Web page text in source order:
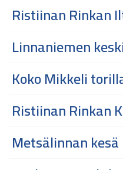
Ristiinan Rinkan
Linnaniemen
Koko Mikkeli
Ristiinan Rinkan
Metsälinnan